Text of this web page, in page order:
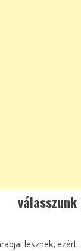
lesznek, ezért